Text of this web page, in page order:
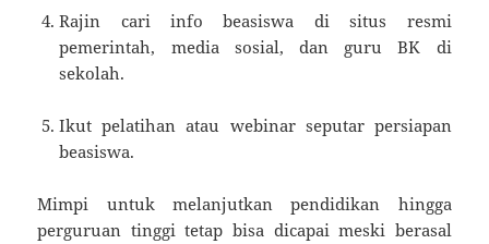
Rajin cari info beasiswa di situs resmi
pemerintah, media sosial, dan guru BK di
sekolah.
Ikut pelatihan atau webinar seputar persiapan
beasiswa.
Mimpi untuk melanjutkan pendidikan hingga
perguruan tinggi tetap bisa dicapai meski berasal